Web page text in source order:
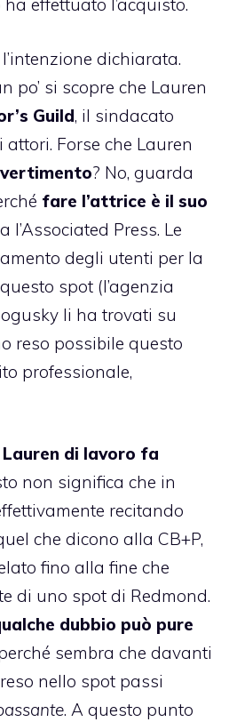
effettuato l’acquisto.
dichiarata.
po’ si scopre che Lauren
Guild, il sindacato
Forse che Lauren
? No, guarda
fare l’attrice è il suo
l’Associated Press. Le
degli utenti per la
spot (l’agenzia
li ha trovati su
reso possibile questo
professionale,
Lauren di lavoro fa
non significa che in
recitando
che dicono alla CB+P,
fino alla fine che
di uno spot di Redmond.
dubbio può pure
sembra che davanti
nello spot passi
. A questo punto